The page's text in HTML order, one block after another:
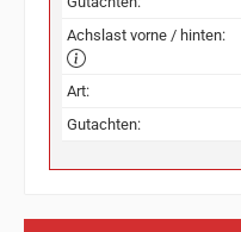
Achslast vorne / hinten:
Art:
Gutachten: